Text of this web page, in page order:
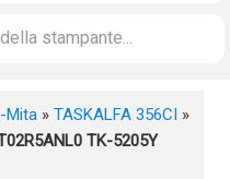
Mita » TASKALFA 356CI »
TK-5205Y